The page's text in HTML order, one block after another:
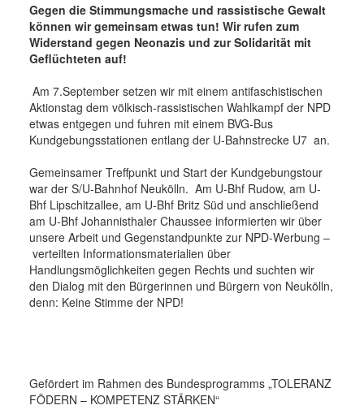
Gegen die Stimmungsmache und rassistische Gewalt
können wir gemeinsam etwas tun! Wir rufen zum
Widerstand gegen Neonazis und zur Solidarität mit
Geflüchteten auf!
Am 7.September setzen wir mit einem antifaschistischen
Aktionstag dem völkisch-rassistischen Wahlkampf der NPD
etwas entgegen und fuhren mit einem BVG-Bus
Kundgebungsstationen entlang der U-Bahnstrecke U7 an.
Gemeinsamer Treffpunkt und Start der Kundgebungstour
war der S/U-Bahnhof Neukölln. Am U-Bhf Rudow, am U-
Bhf Lipschitzallee, am U-Bhf Britz Süd und anschließend
am U-Bhf Johannisthaler Chaussee informierten wir über
unsere Arbeit und Gegenstandpunkte zur NPD-Werbung –
verteilten Informationsmaterialien über
Handlungsmöglichkeiten gegen Rechts und suchten wir
den Dialog mit den Bürgerinnen und Bürgern von Neukölln,
denn: Keine Stimme der NPD!
Gefördert im Rahmen des Bundesprogramms „TOLERANZ
FÖDERN – KOMPETENZ STÄRKEN“